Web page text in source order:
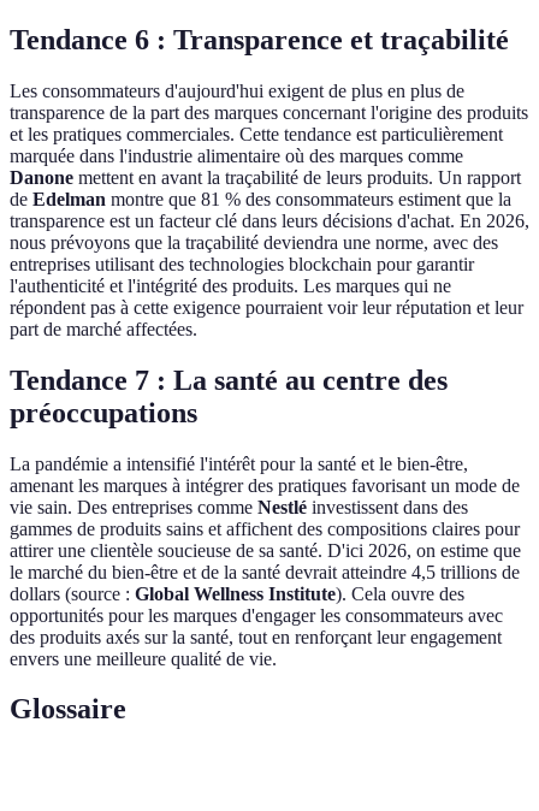
Tendance 6 : Transparence et traçabilité
Les consommateurs d'aujourd'hui exigent de plus en plus de
transparence de la part des marques concernant l'origine des produits
et les pratiques commerciales. Cette tendance est particulièrement
marquée dans l'industrie alimentaire où des marques comme
Danone mettent en avant la traçabilité de leurs produits. Un rapport
de Edelman montre que 81 % des consommateurs estiment que la
transparence est un facteur clé dans leurs décisions d'achat. En 2026,
nous prévoyons que la traçabilité deviendra une norme, avec des
entreprises utilisant des technologies blockchain pour garantir
l'authenticité et l'intégrité des produits. Les marques qui ne
répondent pas à cette exigence pourraient voir leur réputation et leur
part de marché affectées.
Tendance 7 : La santé au centre des
préoccupations
La pandémie a intensifié l'intérêt pour la santé et le bien-être,
amenant les marques à intégrer des pratiques favorisant un mode de
vie sain. Des entreprises comme Nestlé investissent dans des
gammes de produits sains et affichent des compositions claires pour
attirer une clientèle soucieuse de sa santé. D'ici 2026, on estime que
le marché du bien-être et de la santé devrait atteindre 4,5 trillions de
dollars (source : Global Wellness Institute). Cela ouvre des
opportunités pour les marques d'engager les consommateurs avec
des produits axés sur la santé, tout en renforçant leur engagement
envers une meilleure qualité de vie.
Glossaire